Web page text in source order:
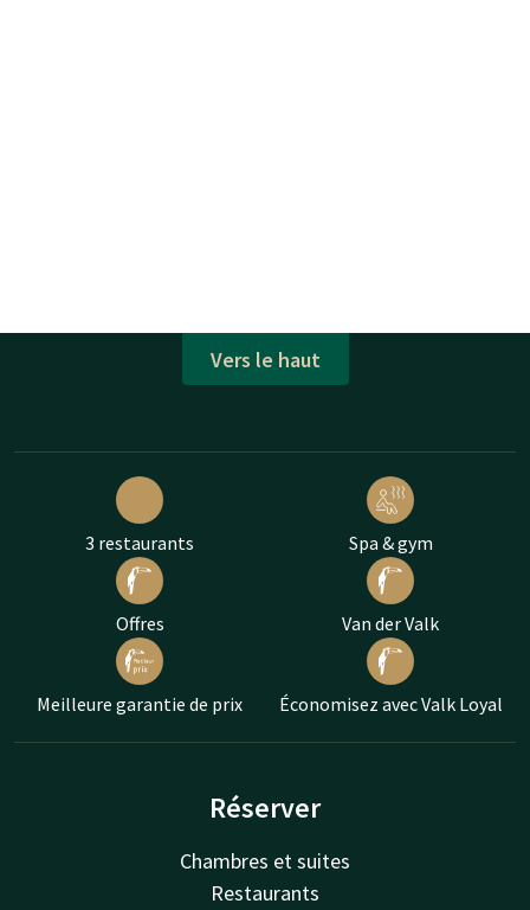
Vers le haut
3 restaurants Spa & gym
Offres Van der Valk
Meilleure garantie de prix Économisez avec Valk Loyal
Réserver
Chambres et suites
Restaurants